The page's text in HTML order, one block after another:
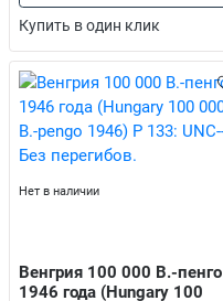
Купить в один клик
Нет в наличии
Венгрия 100 000 В.-пенго
1946 года (Hungary 100